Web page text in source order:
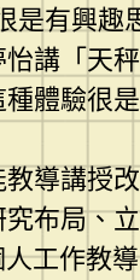
是有興
講「天
體驗很
導講授
布局、
工作教